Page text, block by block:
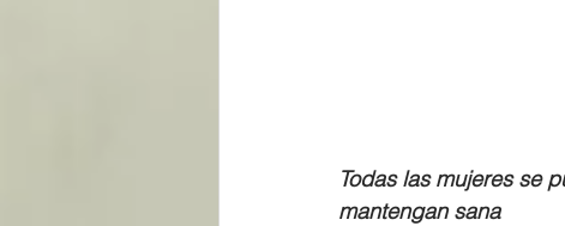
Todas las mujeres se
mantengan sana